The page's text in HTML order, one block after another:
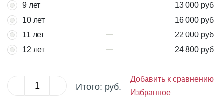
9 лет
13 000 руб
10 лет
16 000 руб
11 лет
22 000 руб
12 лет
24 800 руб
Итого: руб.
Добавить к сравнению
Избранное